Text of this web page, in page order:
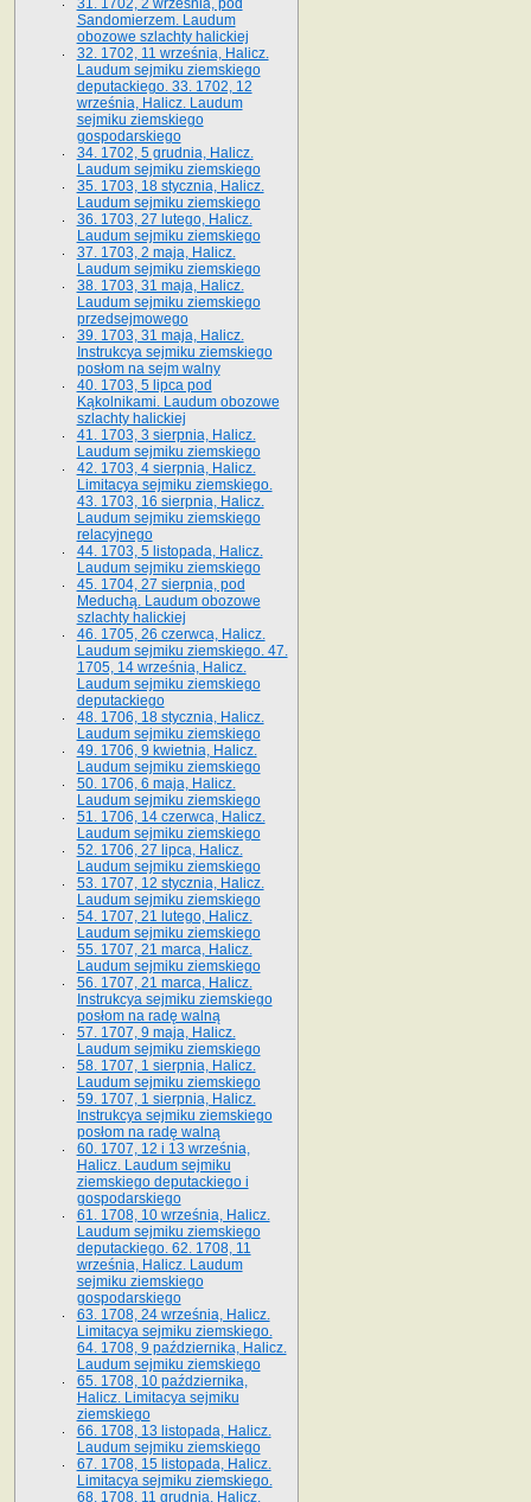
31. 1702, 2 września, pod
Sandomierzem. Laudum
obozowe szlachty halickiej
32. 1702, 11 września, Halicz.
Laudum sejmiku ziemskiego
deputackiego. 33. 1702, 12
września, Halicz. Laudum
sejmiku ziemskiego
gospodarskiego
34. 1702, 5 grudnia, Halicz.
Laudum sejmiku ziemskiego
35. 1703, 18 stycznia, Halicz.
Laudum sejmiku ziemskiego
36. 1703, 27 lutego, Halicz.
Laudum sejmiku ziemskiego
37. 1703, 2 maja, Halicz.
Laudum sejmiku ziemskiego
38. 1703, 31 maja, Halicz.
Laudum sejmiku ziemskiego
przedsejmowego
39. 1703, 31 maja, Halicz.
Instrukcya sejmiku ziemskiego
posłom na sejm walny
40. 1703, 5 lipca pod
Kąkolnikami. Laudum obozowe
szlachty halickiej
41­. 1703, 3 sierpnia, Halicz.
Laudum sejmiku ziemskiego
42. 1703, 4 sierpnia, Halicz.
Limitacya sejmiku ziemskiego.
43. 1703, 16 sierpnia, Halicz.
Laudum sejmiku ziemskiego
relacyjnego
44. 1703, 5 listopada, Halicz.
Laudum sejmiku ziemskiego
45. 1704, 27 sierpnia, pod
Meduchą. Laudum obozowe
szlachty halickiej
46. 1705, 26 czerwca, Halicz.
Laudum sejmiku ziemskiego. 47.
1705, 14 września, Halicz.
Laudum sejmiku ziemskiego
deputackiego
48. 1706, 18 stycznia, Halicz.
Laudum sejmiku ziemskiego
49. 1706, 9 kwietnia, Halicz.
Laudum sejmiku ziemskiego
50. 1706, 6 maja, Halicz.
Laudum sejmiku ziemskiego
51. 1706, 14 czerwca, Halicz.
Laudum sejmiku ziemskiego
52. 1706, 27 lipca, Halicz.
Laudum sejmiku ziemskiego
53. 1707, 12 stycznia, Halicz.
Laudum sejmiku ziemskiego
54. 1707, 21 lutego, Halicz.
Laudum sejmiku ziemskiego
55. 1707, 21 marca, Halicz.
Laudum sejmiku ziemskiego
56. 1707, 21 marca, Halicz.
Instrukcya sejmiku ziemskiego
posłom na radę walną
57. 1707, 9 maja, Halicz.
Laudum sejmiku ziemskiego
58. 1707, 1 sierpnia, Halicz.
Laudum sejmiku ziemskiego
59. 1707, 1 sierpnia, Halicz.
Instrukcya sejmiku ziemskiego
posłom na radę walną
60. 1707, 12 i 13 września,
Halicz. Laudum sejmiku
ziemskiego deputackiego i
gospodarskiego
61. 1708, 10 września, Halicz.
Laudum sejmiku ziemskiego
deputackiego. 62. 1708, 11
września, Halicz. Laudum
sejmiku ziemskiego
gospodarskiego
63. 1708, 24 września, Halicz.
Limitacya sejmiku ziemskiego.
64. 1708, 9 października, Halicz.
Laudum sejmiku ziemskiego
65­. 1708, 10 października,
Halicz. Limitacya sejmiku
ziemskiego
66. 1708, 13 listopada, Halicz.
Laudum sejmiku ziemskiego
67. 1708, 15 listopada, Halicz.
Limitacya sejmiku ziemskiego.
68. 1708, 11 grudnia, Halicz.